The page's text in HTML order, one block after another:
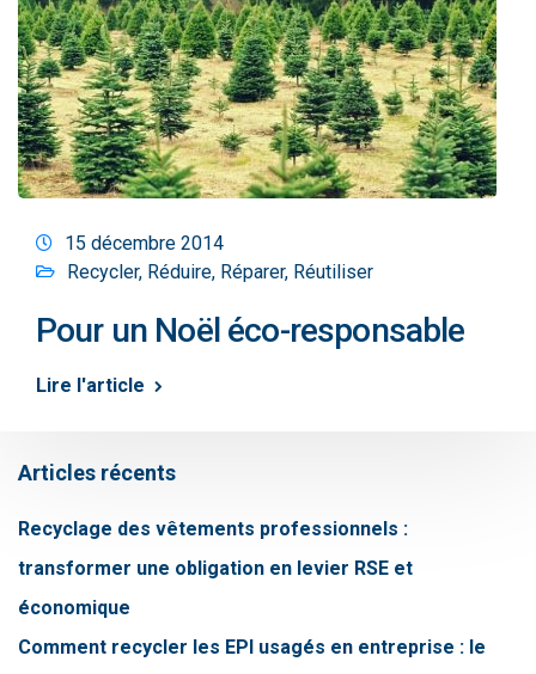
15 décembre 2014
Recycler, Réduire, Réparer, Réutiliser
Pour un Noël éco-responsable
Lire l'article
Articles récents
Recyclage des vêtements professionnels :
transformer une obligation en levier RSE et
économique
Comment recycler les EPI usagés en entreprise : le